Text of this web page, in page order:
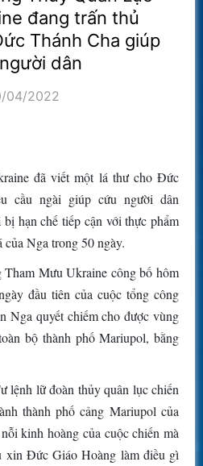
đang trấn thủ
Thánh Cha giúp
dân
04/2022
đã viết một lá thư cho Đức
cầu ngài giúp cứu người dân
hạn chế tiếp cận với thực phẩm
của Nga trong 50 ngày.
Mưu Ukraine công bố hôm
đầu tiên của cuộc tổng công
Nga quyết chiếm cho được vùng
bộ thành phố Mariupol, bằng
lệnh lữ đoàn thủy quân lục chiến
thành phố cảng Mariupol của
kinh hoàng của cuộc chiến mà
xin Đức Giáo Hoàng làm điều gì